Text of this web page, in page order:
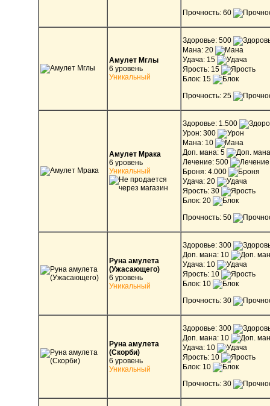
Прочность: 60
Амулет Мглы
6 уровень
Уникальный
Здоровье: 500
Мана: 20
Удача: 15
Ярость: 15
Блок: 15
Прочность: 25
Амулет Мрака
6 уровень
Уникальный
Здоровье: 1.500
Урон: 300
Мана: 10
Доп. мана: 5
Лечение: 500
Броня: 4.000
Удача: 20
Ярость: 30
Блок: 20
Прочность: 50
Руна амулета
(Ужасающего)
6 уровень
Уникальный
Здоровье: 300
Доп. мана: 10
Удача: 10
Ярость: 10
Блок: 10
Прочность: 30
Руна амулета
(Скорби)
6 уровень
Уникальный
Здоровье: 300
Доп. мана: 10
Удача: 10
Ярость: 10
Блок: 10
Прочность: 30